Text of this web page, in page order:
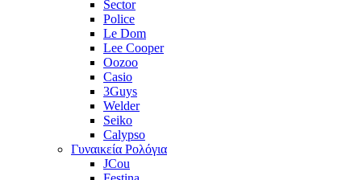
Sector
Police
Le Dom
Lee Cooper
Oozoo
Casio
3Guys
Welder
Seiko
Calypso
Γυναικεία Ρολόγια
JCou